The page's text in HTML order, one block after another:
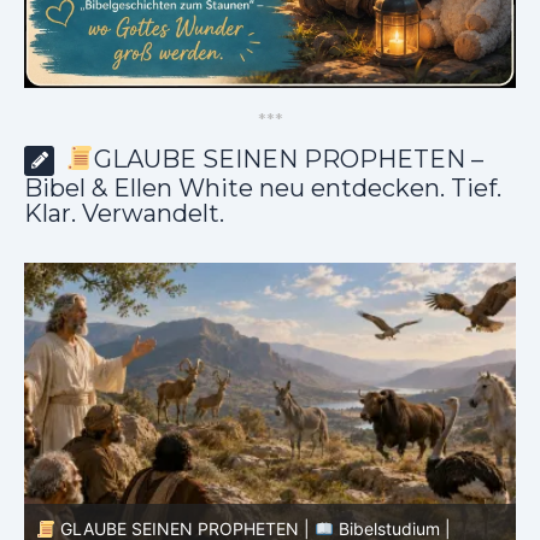
***
GLAUBE SEINEN PROPHETEN –
Bibel & Ellen White neu entdecken. Tief.
Klar. Verwandelt.
GLAUBE SEINEN PROPHETEN |
Bibelstudium |